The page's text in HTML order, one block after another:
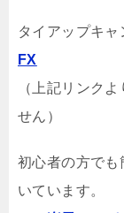
タイアップキ
FX
（上記リンク
せん）
初心者の方で
いています。